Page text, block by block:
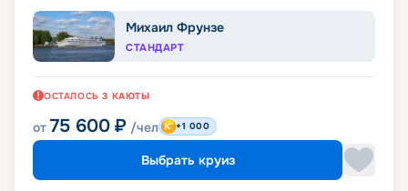
Михаил Фрунзе
СТАНДАРТ
ОСТАЛОСЬ 3 КАЮТЫ
от 75 600 ₽ /чел +1 000
Выбрать круиз